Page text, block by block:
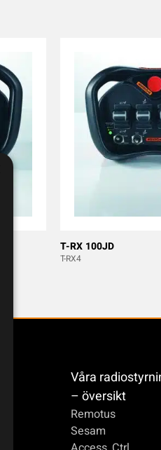
T-RX 100JD
T-RX4
Våra
– översikt
Remotus
Sesam